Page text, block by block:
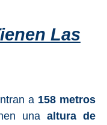
Las
a 158 metros
unaaltura de